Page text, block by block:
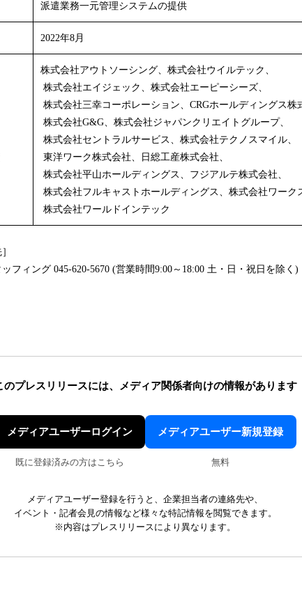
派遣業務一元管理システムの提供
2022年8月
株式会社アウトソーシング、株式会社ウイルテック、
株式会社エイジェック、株式会社エーピーシーズ、
株式会社三幸コーポレーション、CRGホールディングス株
株式会社G&G、株式会社ジャパンクリエイトグループ、
株式会社セントラルサービス、株式会社テクノスマイル、
東洋ワーク株式会社、日総工産株式会社、
株式会社平山ホールディングス、フジアルテ株式会社、
株式会社フルキャストホールディングス、株式会社ワーク
株式会社ワールドインテック
フィング 045-620-5670 (営業時間9:00～18:00 土・日・祝日を除く)
のプレスリリースには、 メディア関係者向けの情報があります
メディアユーザーログイン
既に登録済みの方はこちら
メディアユーザー新規登録
無料
メディアユーザー登録を行うと、企業担当者の連絡先や、
イベント・記者会見の情報など様々な特記情報を閲覧できます。
※内容はプレスリリースにより異なります。